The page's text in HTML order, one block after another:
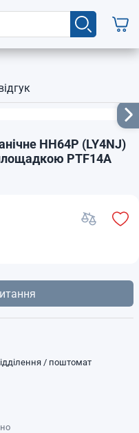
HH64P (LY4NJ)
PTF14A
/ поштомат